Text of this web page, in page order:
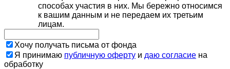
способах участия в них. Мы бережно относимся
к вашим данным и не передаем их третьим
лицам.
Хочу получать письма от фонда
Я принимаю публичную оферту и даю согласие на
обработку